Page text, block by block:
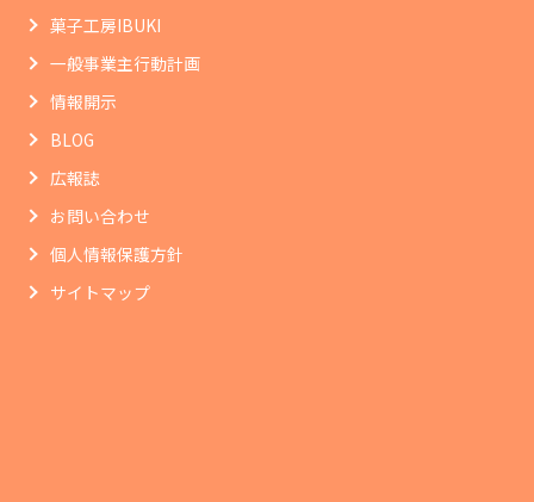
菓子工房IBUKI
一般事業主行動計画
情報開示
BLOG
広報誌
お問い合わせ
個人情報保護方針
サイトマップ